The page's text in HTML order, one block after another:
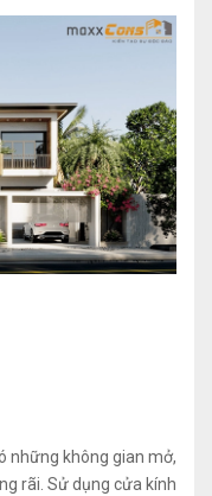
những không gian mở,
rãi. Sử dụng cửa kính